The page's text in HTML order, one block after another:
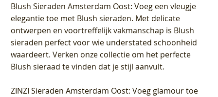
Blush Sieraden Amsterdam Oost: Voeg een vleugje
elegantie toe met Blush sieraden. Met delicate
ontwerpen en voortreffelijk vakmanschap is Blush
sieraden perfect voor wie understated schoonheid
waardeert. Verken onze collectie om het perfecte
Blush sieraad te vinden dat je stijl aanvult.
ZINZI Sieraden Amsterdam Oost: Voeg glamour toe